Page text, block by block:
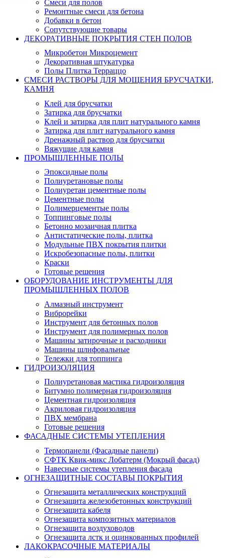
Смеси для полов
Ремонтные смеси для бетона
Добавки в бетон
Сопутствующие товары
ДЕКОРАТИВНЫЕ ПОКРЫТИЯ СТЕН ПОЛОВ
Микробетон Микроцемент
Декоративная штукатурка
Полы Плитка Терраццо
СМЕСИ РАСТВОРЫ ДЛЯ МОЩЕНИЯ БРУСЧАТКИ,
КАМНЯ
Клей для брусчатки
Затирка для брусчатки
Клей и затирка для плит натурального камня
Затирка для плит натурального камня
Дренажный раствор для брусчатки
Вяжущие для камня
ПРОМЫШЛЕННЫЕ ПОЛЫ
Эпоксидные полы
Полиуретановые полы
Полиуретан цементные полы
Цементные полы
Полимерцементые полы
Топпинговые полы
Бетонно мозаичная плитка
Антистатические полы, плитка
Модульные ПВХ покрытия плитки
Искробезопасные полы, плитки
Краски
Готовые решения
ОБОРУДОВАНИЕ ИНСТРУМЕНТЫ ДЛЯ
ПРОМЫШЛЕННЫХ ПОЛОВ
Алмазный инструмент
Виброрейки
Инструмент для бетонных полов
Инструмент для полимерных полов
Машины затирочные и расходники
Машины шлифовальные
Тележки для топпинга
ГИДРОИЗОЛЯЦИЯ
Полиуретановая мастика гидроизоляция
Битумно полимерная гидроизоляция
Цементная гидроизоляция
Акриловая гидроизоляция
ПВХ мембрана
Готовые решения
ФАСАДНЫЕ СИСТЕМЫ УТЕПЛЕНИЯ
Термопанели (Фасадные панели)
СФТК Квик-микс Лобатерм (Мокрый фасад)
Навесные системы утепления фасада
ОГНЕЗАЩИТНЫЕ СОСТАВЫ ПОКРЫТИЯ
Огнезащита металлических конструкций
Огнезащита железобетонных конструкций
Огнезащита кабеля
Огнезащита композитных материалов
Огнезащита воздуховодов
Огнезащита лстк и оцинкованных профилей
ЛАКОКРАСОЧНЫЕ МАТЕРИАЛЫ